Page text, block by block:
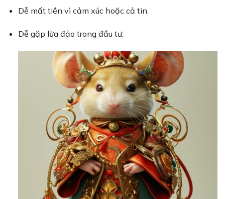
Dễ mất tiền vì cảm xúc hoặc cả tin.
Dễ gặp lừa đảo trong đầu tư.